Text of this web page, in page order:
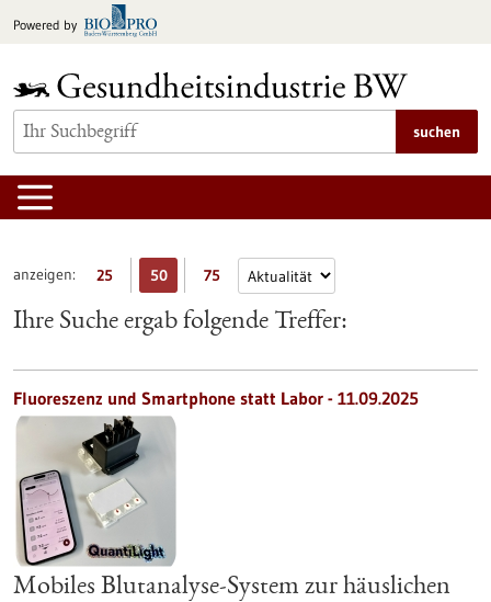
Inhalt
Powered by
suchen
anzeigen: 25 50 75
Ihre Suche ergab folgende Treffer:
Fluoreszenz und Smartphone statt Labor - 11.09.2025
Mobiles Blutanalyse-System zur häuslichen